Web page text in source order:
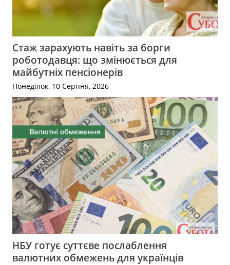
Стаж зарахують навіть за борги
роботодавця: що змінюється для
майбутніх пенсіонерів
Понеділок, 10 Серпня, 2026
НБУ готує суттєве послаблення
валютних обмежень для українців